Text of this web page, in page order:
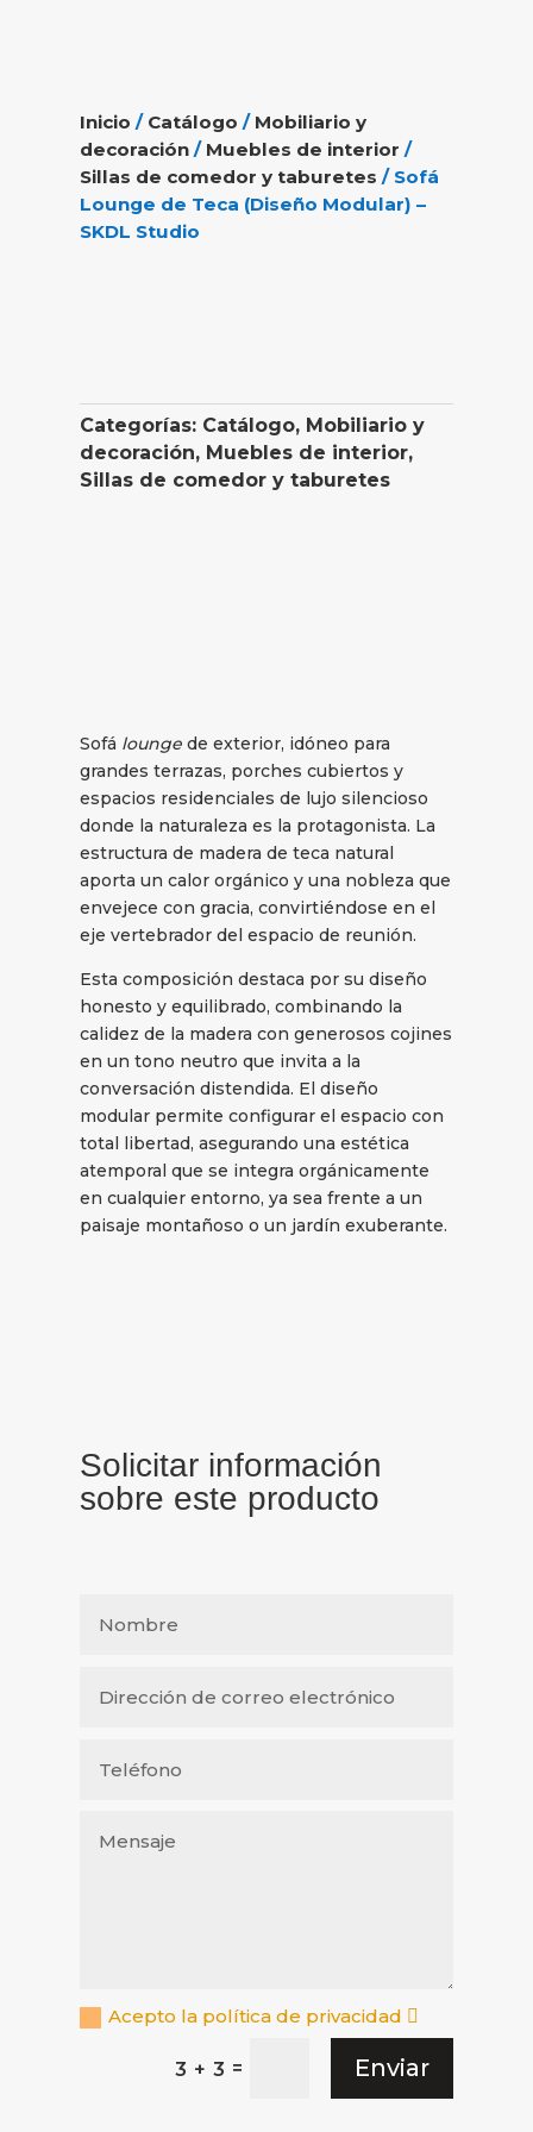
Inicio / Catálogo / Mobiliario y
decoración / Muebles de interior /
Sillas de comedor y taburetes / Sofá
Lounge de Teca (Diseño Modular) –
SKDL Studio
Categorías: Catálogo, Mobiliario y
decoración, Muebles de interior,
Sillas de comedor y taburetes
Sofá lounge de exterior, idóneo para
grandes terrazas, porches cubiertos y
espacios residenciales de lujo silencioso
donde la naturaleza es la protagonista. La
estructura de madera de teca natural
aporta un calor orgánico y una nobleza que
envejece con gracia, convirtiéndose en el
eje vertebrador del espacio de reunión.
Esta composición destaca por su diseño
honesto y equilibrado, combinando la
calidez de la madera con generosos cojines
en un tono neutro que invita a la
conversación distendida. El diseño
modular permite configurar el espacio con
total libertad, asegurando una estética
atemporal que se integra orgánicamente
en cualquier entorno, ya sea frente a un
paisaje montañoso o un jardín exuberante.
Solicitar información
sobre este producto
Acepto la política de privacidad
3 + 3 = Enviar